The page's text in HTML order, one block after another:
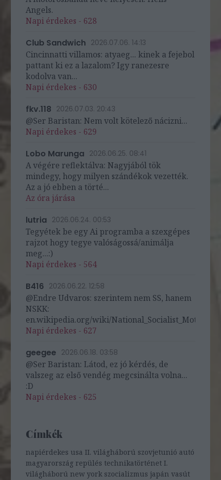
Angels.
Napi érdekes - 628
Club Sandwich 2026.07.06. 14:13
Cincinnatti villamos: atyaeg... kinek a fejebol
pattant ki ez a lazalom? Igy ranezesre
kodolva van...
Napi érdekes - 630
fkv.118 2026.07.03. 20:43
@Ser Baristan: Nem volt kötelező nácizni...
Napi érdekes - 629
Lobo Marunga 2026.06.25. 08:41
A végére reflektálva: Nagyjából tök
mindegy, hogy milyen szándékok vezették.
Az a jó ebben a törté...
Az óra járása
lutria 2026.06.24. 00:53
Tegyétek be egy Ai programba a szexgépes
rajzot hogy tegye valóságossá/animálja
meg...:)
Napi érdekes - 564
B416 2026.06.22. 12:58
@Endre Udvaros: szerintem nem SS, hanem
NSKK:
en.wikipedia.org/wiki/
Napi érdekes - 627
geegee 2026.06.18. 03:58
@Ser Baristan: Látod, ez jó kérdés, de
valszeg az első vendég megcsinálta volna...
:D
Napi érdekes - 625
Címkék
napiérdekes usa II. világháború szovjetunió autó
magyarország repülés technikatörténet I.
világháború new york szocializmus japán vasút